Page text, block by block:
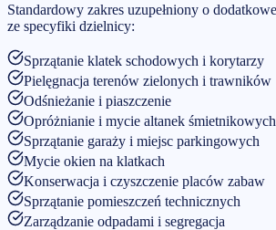
Standardowy zakres uzupełniony o
ze specyfiki dzielnicy:
Sprzątanie klatek schodowych i korytarzy
Pielęgnacja terenów zielonych i trawników
Odśnieżanie i piaszczenie
Opróżnianie i mycie altanek śmietnikowych
Sprzątanie garaży i miejsc parkingowych
Mycie okien na klatkach
Konserwacja i czyszczenie placów zabaw
Sprzątanie pomieszczeń technicznych
Zarządzanie odpadami i segregacja